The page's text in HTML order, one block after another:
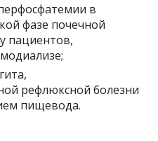
в
фазе почечной
пациентов,
рефлюксной болезни
пищевода.